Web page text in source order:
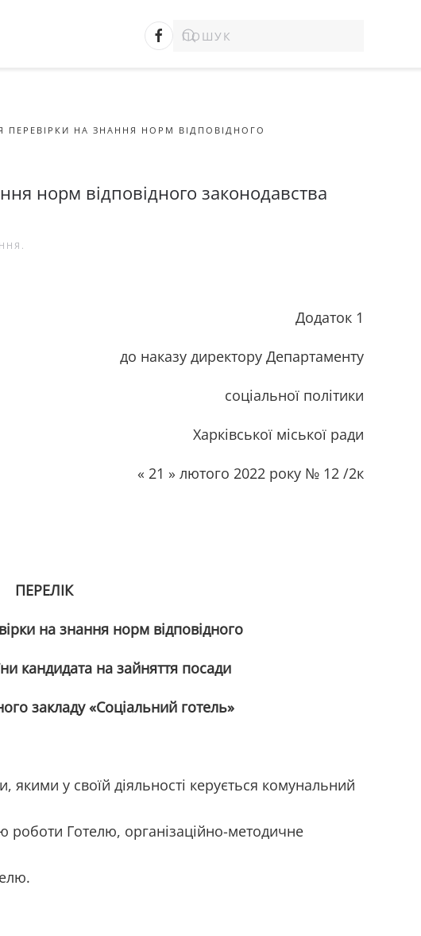
ПЕРЕВІРКИ НА ЗНАННЯ НОРМ ВІДПОВІДНОГО
норм відповідного законодавства
.
1
Департаменту
політики
міської ради
2022 року № 12 /2к
ПЕРЕЛІК
на знання норм відповідного
на зайняття посади
«Соціальний готель»
якими у своїй діяльності керується комунальний
роботи Готелю, організаційно-методичне